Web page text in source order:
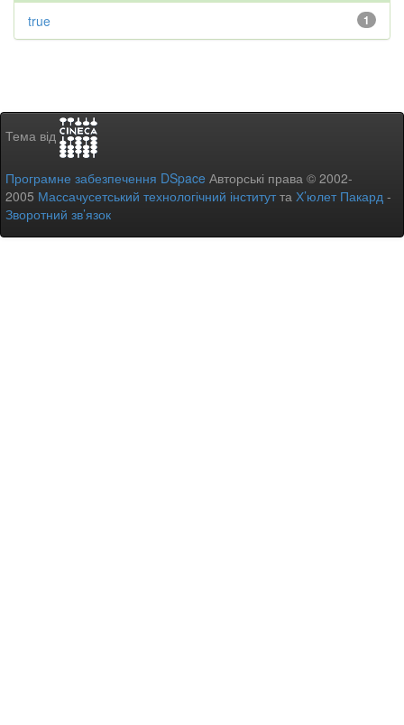
1
true
Тема від
Програмне забезпечення DSpace Авторські права © 2002-
2005 Массачусетський технологічний інститутта Х’юлет Пакард -
Зворотний зв’язок